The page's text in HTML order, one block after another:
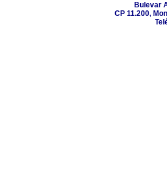
Bulevar
CP 11.200,